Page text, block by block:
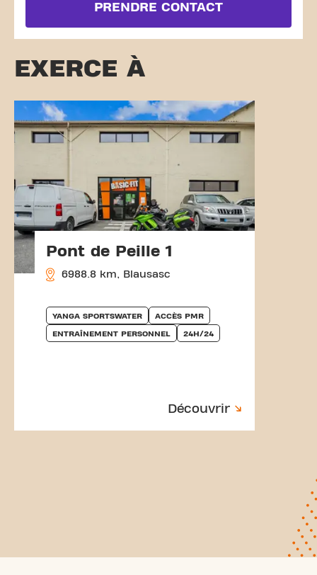
PRENDRE CONTACT
EXERCE À
Pont de Peille 1
6988.8 km, Blausasc
YANGA SPORTSWATER ACCÈS PMR
ENTRAÎNEMENT PERSONNEL 24H/24
Découvrir